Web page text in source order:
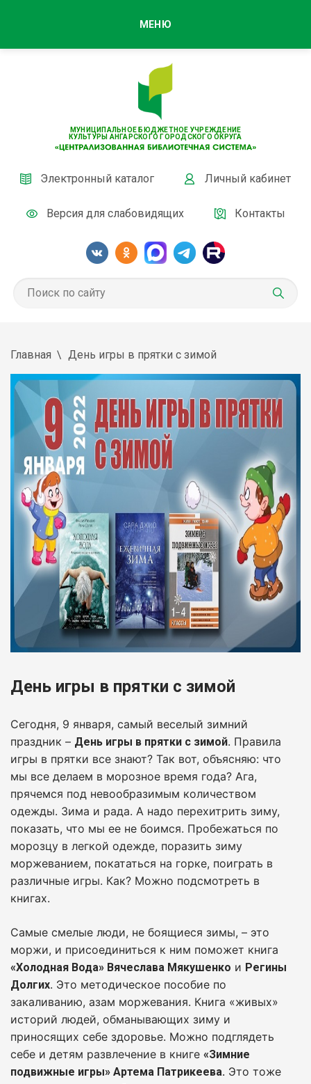
МУНИЦИПАЛЬНОЕ БЮДЖЕТНОЕ УЧРЕЖДЕНИЕ
КУЛЬТУРЫ АНГАРСКОГО ГОРОДСКОГО ОКРУГА
Электронный каталог Личный кабинет
Версия для слабовидящих Контакты
МЕНЮ
Главная День игры в прятки с зимой
День игры в прятки с зимой
Сегодня, 9 января, самый веселый зимний
праздник – День игры в прятки с зимой. Правила
игры в прятки все знают? Так вот, объясняю: что
мы все делаем в морозное время года? Ага,
прячемся под невообразимым количеством
одежды. Зима и рада. А надо перехитрить зиму,
показать, что мы ее не боимся. Пробежаться по
морозцу в легкой одежде, поразить зиму
моржеванием, покататься на горке, поиграть в
различные игры. Как? Можно подсмотреть в
книгах.
Самые смелые люди, не боящиеся зимы, – это
моржи, и присоединиться к ним поможет книга
«Холодная Вода» Вячеслава Мякушенко и Регины
Долгих. Это методическое пособие по
закаливанию, азам моржевания. Книга «живых»
историй людей, обманывающих зиму и
приносящих себе здоровье. Можно подглядеть
себе и детям развлечение в книге «Зимние
подвижные игры» Артема Патрикеева. Это тоже